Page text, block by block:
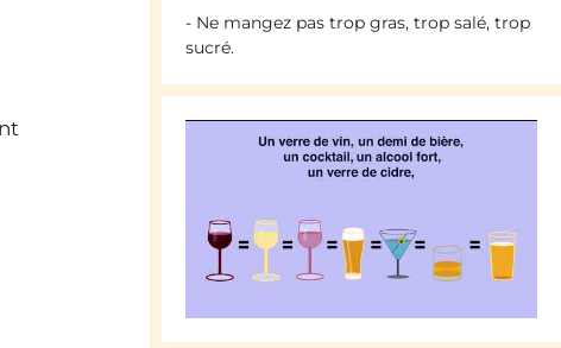
- Ne mangez pas trop gras, trop salé, trop
sucré.